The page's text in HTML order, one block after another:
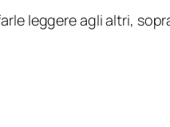
leggere agli altri,